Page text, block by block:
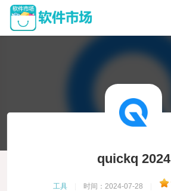
quickq 2024
工具 时间：2024-07-28